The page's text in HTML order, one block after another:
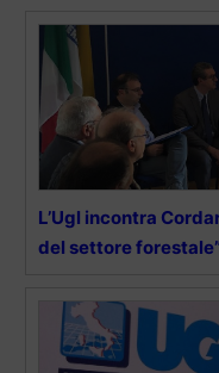
L’Ugl incontra
del settore